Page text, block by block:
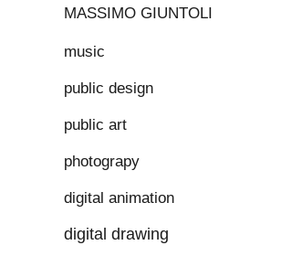
MASSIMO GIUNTOLI
music
public design
public art
photograpy
digital animation
digital drawing